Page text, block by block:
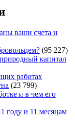
ваши счета и
(95 227)
капитал
работах
(23 799)
и в чем его
году и 11 месяцам